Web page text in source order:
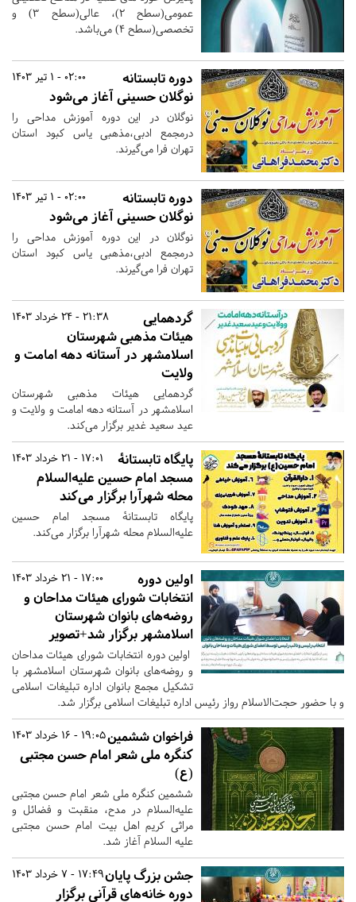
عمومی(سطح ۲)، عالی(سطح ۳) و
تخصصی(سطح ۴) می‌باشد.
02:00 - 1 تیر 1403
دوره تابستانه
نوگلان حسینی آغاز می‌شود
نوگلان در این دوره آموزش مداحی را
درمجمع ادبی،مذهبی یاس کبود استان
تهران فرا می‌‌گیرند.
02:00 - 1 تیر 1403
دوره تابستانه
نوگلان حسینی آغاز می‌شود
نوگلان در این دوره آموزش مداحی را
درمجمع ادبی،مذهبی یاس کبود استان
تهران فرا می‌‌گیرند.
21:38 - 24 خرداد 1403
گردهمایی
هیئات مذهبی شهرستان
اسلامشهر در آستانه دهه امامت و
ولایت
گردهمایی هیئات مذهبی شهرستان
اسلامشهر در آستانه دهه امامت و ولایت و
عید سعید غدیر برگزار می‌کند.
17:01 - 21 خرداد 1403
پایگاه تابستانهٔ
مسجد امام حسین علیه‌السلام
محله شهرآرا برگزار می‌کند
پایگاه تابستانهٔ مسجد امام حسین
علیه‌السلام محله شهرآرا برگزار می‌کند.
17:00 - 21 خرداد 1403
اولین دوره
انتخابات شورای هیئات مداحان و
روضه‌های بانوان شهرستان
اسلامشهر برگزار شد+تصویر
اولین دوره انتخابات شورای هیئات مداحان
و روضه‌های بانوان شهرستان اسلامشهر با
تشکیل مجمع بانوان اداره تبلیغات اسلامی
و با حضور حجت‌‌الاسلام رواز رئیس اداره تبلیغات اسلامی برگزار شد.
19:05 - 16 خرداد 1403فراخوان ششمین
کنگره ملی شعر امام حسن مجتبی
(ع)
ششمین کنگره ملی شعر امام حسن مجتبی
علیه‌السلام در مدح، منقبت و فضائل و
مراثی کریم اهل بیت امام حسن مجتبی
علیه السلام آغاز شد.
17:49 - 7 خرداد 1403جشن بزرگ پایان
دوره خانه‌های قرآنی برگزار